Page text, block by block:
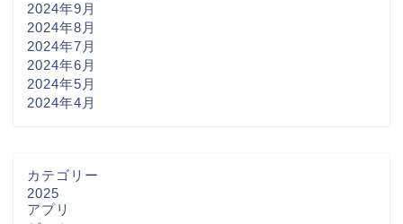
2024年9月
2024年8月
2024年7月
2024年6月
2024年5月
2024年4月
カテゴリー
2025
アプリ